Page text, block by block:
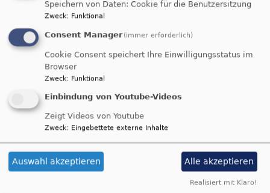
Die Proben finden mittwochs von 19:00 Uhr bis ca.
21:00 Uhr im großen Gemeindesaal der
Auferstehungskirche Traunstein, (direkt hinter dem
Kirchengebäude), Martin-Luther-Platz 4, statt. Außer im
Speichern von Daten: Cookie für die Benutzersitzung
Zweck: Funktional
Consent Manager (immer erforderlich)
Cookie Consent speichert Ihre Einwilligungsstatus im
Browser
Zweck: Funktional
Einbindung von Youtube-Videos
Zeigt Videos von Youtube
Zweck: Eingebettete externe Inhalte
Auswahl akzeptieren Alle akzeptieren
Realisiert mit Klaro!